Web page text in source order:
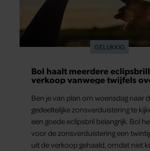
GELUKKIG
Bol haalt meerdere
verkoop vanwege twijfels
Ben je van plan om woensdag naar
gedeeltelijke zonsverduistering te
een goede eclipsbril belangrijk. Bol
voor de zonsverduistering een
uit de verkoop gehaald, omdat niet